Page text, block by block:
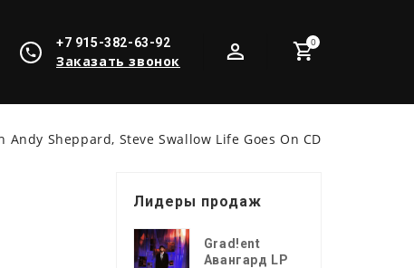
0
+7 915-382-63-92
Заказать звонок
Andy Sheppard, Steve Swallow Life Goes On CD
Лидеры продаж
Grad!ent
Авангард LP